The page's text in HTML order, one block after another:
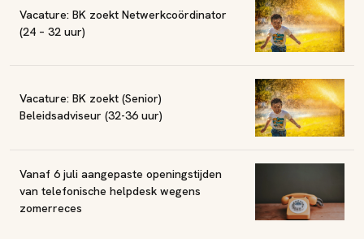
Vacature: BK zoekt Netwerkcoördinator
(24 – 32 uur)
Vacature: BK zoekt (Senior)
Beleidsadviseur (32-36 uur)
Vanaf 6 juli aangepaste openingstijden
van telefonische helpdesk wegens
zomerreces